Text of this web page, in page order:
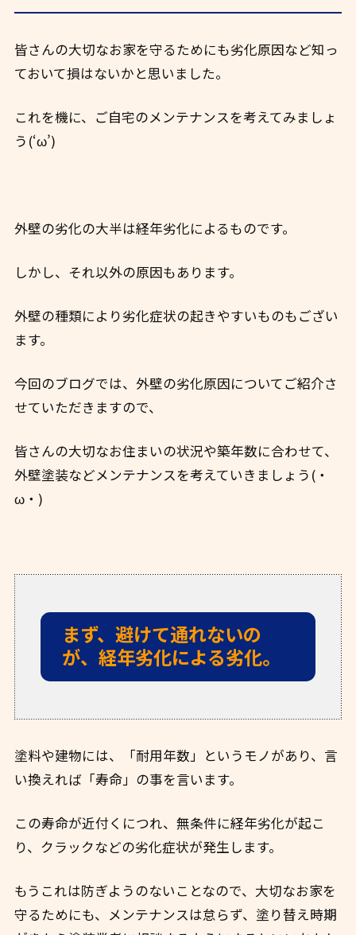
皆さんの大切なお家を守るためにも劣化原因など知っ
ておいて損はないかと思いました。
これを機に、ご自宅のメンテナンスを考えてみましょ
う(‘ω’)
外壁の劣化の大半は経年劣化によるものです。
しかし、それ以外の原因もあります。
外壁の種類により劣化症状の起きやすいものもござい
ます。
今回のブログでは、外壁の劣化原因についてご紹介さ
せていただきますので、
皆さんの大切なお住まいの状況や築年数に合わせて、
外壁塗装などメンテナンスを考えていきましょう(・
ω・)
まず、避けて通れないの
が、経年劣化による劣化。
塗料や建物には、「耐用年数」というモノがあり、言
い換えれば「寿命」の事を言います。
この寿命が近付くにつれ、無条件に経年劣化が起こ
り、クラックなどの劣化症状が発生します。
もうこれは防ぎようのないことなので、大切なお家を
守るためにも、メンテナンスは怠らず、塗り替え時期